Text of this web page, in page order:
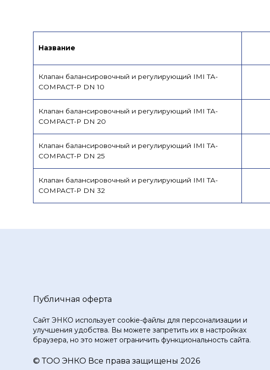
Название
Клапан балансировочный и регулирующий IMI TA-
COMPACT-P DN 10
Клапан балансировочный и регулирующий IMI TA-
COMPACT-P DN 20
Клапан балансировочный и регулирующий IMI TA-
COMPACT-P DN 25
Клапан балансировочный и регулирующий IMI TA-
COMPACT-P DN 32
Публичная оферта
Сайт ЭНКО использует cookie-файлы для персонализации и
улучшения удобства. Вы можете запретить их в настройках
браузера, но это может ограничить функциональность сайта.
© ТOO ЭНКО Все права защищены 2026